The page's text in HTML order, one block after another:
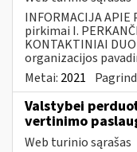
INFORMACIJA APIE
pirkimai I.
KONTAKTINIAI
organizacijos
Metai: 2021
Valstybei
vertinimo
Web turinio sąrašas